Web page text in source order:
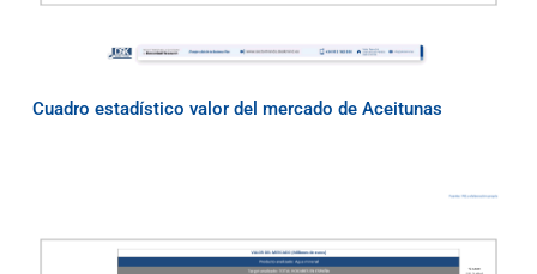
Cuadro estadístico valor del mercado de Aceitunas